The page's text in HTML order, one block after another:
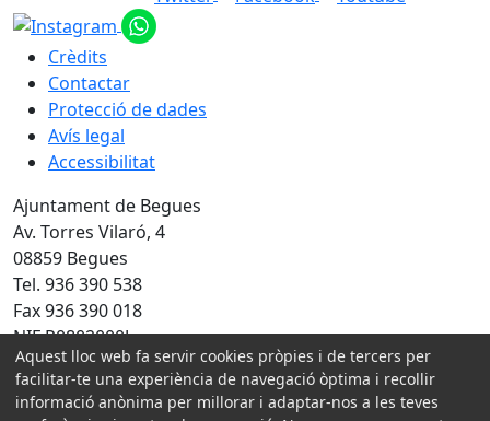
Crèdits
Contactar
Protecció de dades
Avís legal
Accessibilitat
Ajuntament de Begues
Av. Torres Vilaró, 4
08859 Begues
Tel. 936 390 538
Fax 936 390 018
NIF P0802000J
Amb la col·laboració de:
Aquest lloc web fa servir cookies pròpies i de tercers per
facilitar-te una experiència de navegació òptima i recollir
informació anònima per millorar i adaptar-nos a les teves